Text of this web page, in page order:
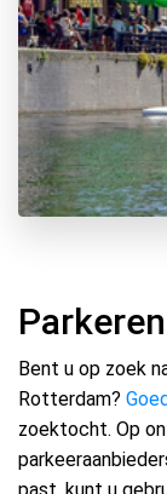
Bent u op zoek
Rotterdam?
zoektocht. Op
past, kunt u